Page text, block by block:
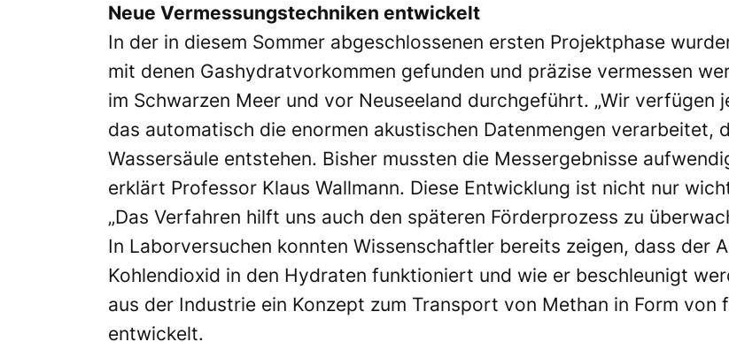
Neue Vermessungstechniken entwickelt
In der in diesem Sommer abgeschlossenen ersten Projektphase
mit denen Gashydratvorkommen gefunden und präzise vermessen
im Schwarzen Meer und vor Neuseeland durchgeführt. „Wir verfügen
das automatisch die enormen akustischen Datenmengen verarbeitet,
Wassersäule entstehen. Bisher mussten die Messergebnisse
erklärt Professor Klaus Wallmann. Diese Entwicklung ist nicht nur
„Das Verfahren hilft uns auch den späteren Förderprozess zu
In Laborversuchen konnten Wissenschaftler bereits zeigen, dass der
Kohlendioxid in den Hydraten funktioniert und wie er beschleunigt
aus der Industrie ein Konzept zum Transport von Methan in Form
entwickelt.